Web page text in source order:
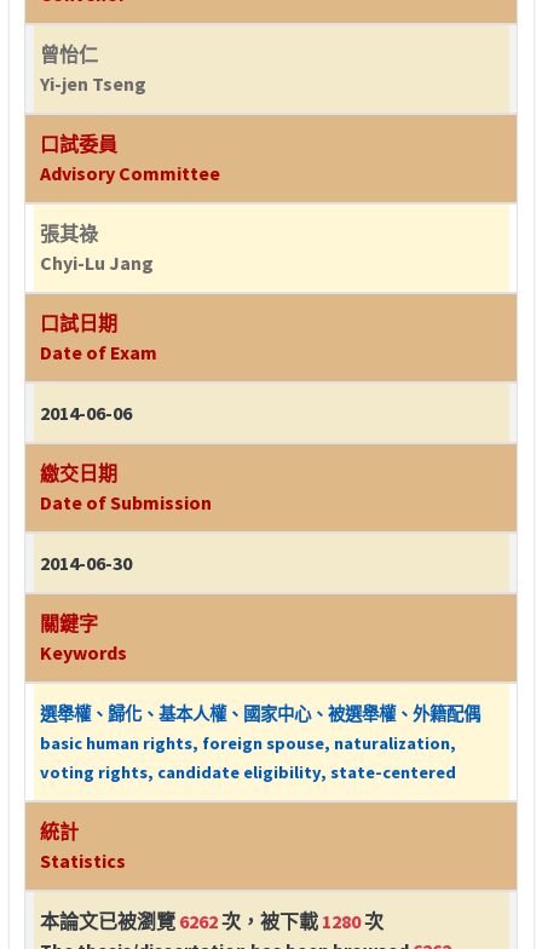
曾怡仁
Yi-jen Tseng
口試委員
Advisory Committee
張其祿
Chyi-Lu Jang
口試日期
Date of Exam
2014-06-06
繳交日期
Date of Submission
2014-06-30
關鍵字
Keywords
選舉權、歸化、基本人權、國家中心、被選舉權、外籍配偶
basic human rights, foreign spouse, naturalization,
voting rights, candidate eligibility, state-centered
統計
Statistics
本論文已被瀏覽 6262次，被下載 1280次